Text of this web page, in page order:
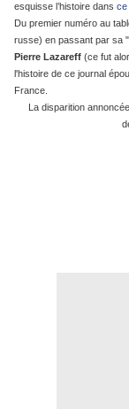
esquisse l’histoire dans ce
Du premier numéro au
russe) en passant par sa
Pierre Lazareff (ce fut
l'histoire de ce journal
France.
La disparition annoncée